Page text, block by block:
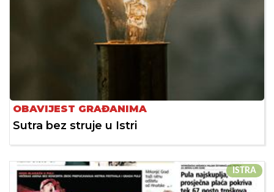
OBAVIJEST GRAĐANIMA
Sutra bez struje u Istri
ISTRA